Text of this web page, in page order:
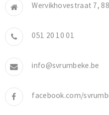
Wervikhovestraat 7,
051 20 10 01
info@svrumbeke.be
facebook.com/